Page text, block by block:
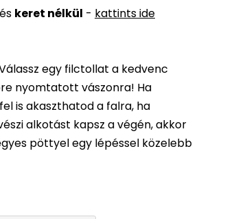
és keret nélkül - kattints ide
egy filctollat a kedvenc
nyomtatott vászonra! Ha
is akaszthatod a falra, ha
alkotást kapsz a végén, akkor
pöttyel egy lépéssel közelebb